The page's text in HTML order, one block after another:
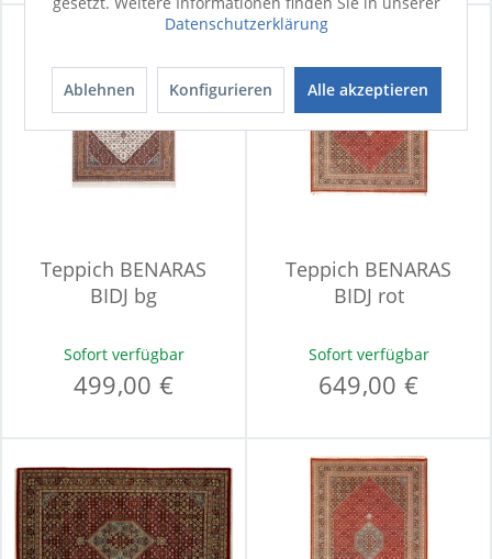
Teppich BENARAS
BIDJ bg
Sofort verfügbar
499,00 €
Teppich BENARAS
BIDJ rot
Sofort verfügbar
649,00 €
Datenschutzerklärung
Ablehnen Konfigurieren Alle akzeptieren